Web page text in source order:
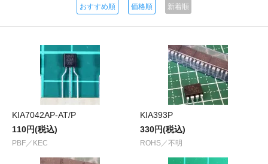
おすすめ順 価格順 新着順
KIA7042AP-AT/P
110円(税込)
PBF／KEC
KIA393P
330円(税込)
ROHS／不明